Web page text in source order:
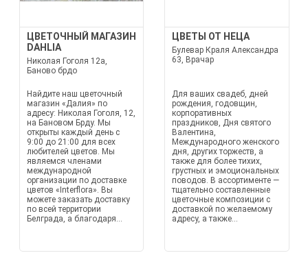
ЦВЕТОЧНЫЙ МАГАЗИН
DAHLIA
Николая Гоголя 12а,
Баново брдо
Найдите наш цветочный
магазин «Далия» по
адресу: Николая Гоголя, 12,
на Бановом Брду. Мы
открыты каждый день с
9:00 до 21:00 для всех
любителей цветов. Мы
являемся членами
международной
организации по доставке
цветов «Interflora». Вы
можете заказать доставку
по всей территории
Белграда, а благодаря...
ЦВЕТЫ ОТ НЕЦА
Булевар Краля Александра
63, Врачар
Для ваших свадеб, дней
рождения, годовщин,
корпоративных
праздников, Дня святого
Валентина,
Международного женского
дня, других торжеств, а
также для более тихих,
грустных и эмоциональных
поводов. В ассортименте —
тщательно составленные
цветочные композиции с
доставкой по желаемому
адресу, а также...